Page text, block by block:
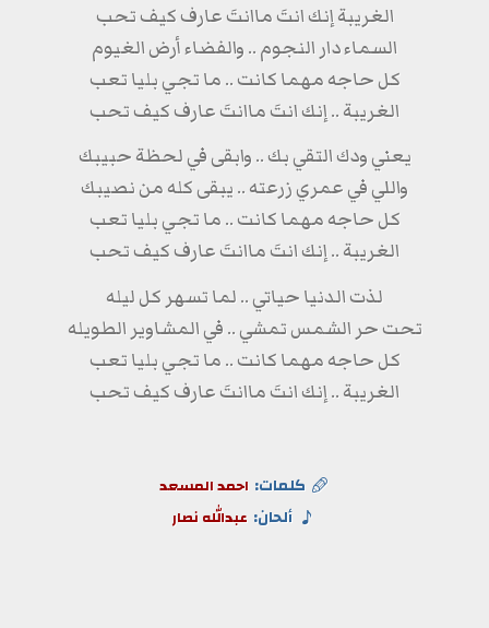
الغريبة إنك انتَ ماانتَ عارف كيف تحب
السماء دار النجوم .. والفضاء أرض الغيوم
كل حاجه مهما كانت .. ما تجي بليا تعب
الغريبة .. إنك انتَ ماانتَ عارف كيف تحب
يعني ودك التقي بك .. وابقى في لحظة حبيبك
واللي في عمري زرعته .. يبقى كله من نصيبك
كل حاجه مهما كانت .. ما تجي بليا تعب
الغريبة .. إنك انتَ ماانتَ عارف كيف تحب
لذت الدنيا حياتي .. لما تسهر كل ليله
تحت حر الشمس تمشي .. في المشاوير الطويله
كل حاجه مهما كانت .. ما تجي بليا تعب
الغريبة .. إنك انتَ ماانتَ عارف كيف تحب
كلمات: احمد المسعد
ألحان: عبدالله نصار